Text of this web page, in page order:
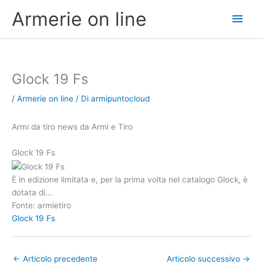
Armerie on line
Glock 19 Fs
/ Armerie on line / Di armipuntocloud
Armi da tiro news da Armi e Tiro
Glock 19 Fs
È in edizione limitata e, per la prima volta nel catalogo Glock, è
dotata di…
Fonte: armietiro
Glock 19 Fs
← Articolo precedente Articolo successivo →